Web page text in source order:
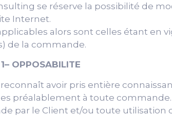
se réserve la possibilité de
Internet.
applicables alors sont celles étant
de la commande.
OPPOSABILITE
avoir pris entière
préalablement à toute
par le Client et/ou toute utilisation